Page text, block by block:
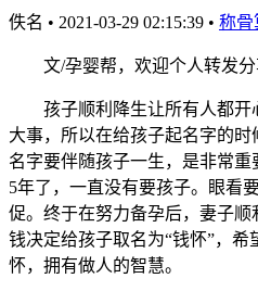
佚名 • 2021-03-29 02:15:39 • 称骨
文/孕婴帮，欢迎个人转发分
孩子顺利降生让所有人都开
大事，所以在给孩子起名字的
名字要伴随孩子一生，是非常
5年了，一直没有要孩子。眼看
促。终于在努力备孕后，妻子
钱决定给孩子取名为“钱怀”，
怀，拥有做人的智慧。